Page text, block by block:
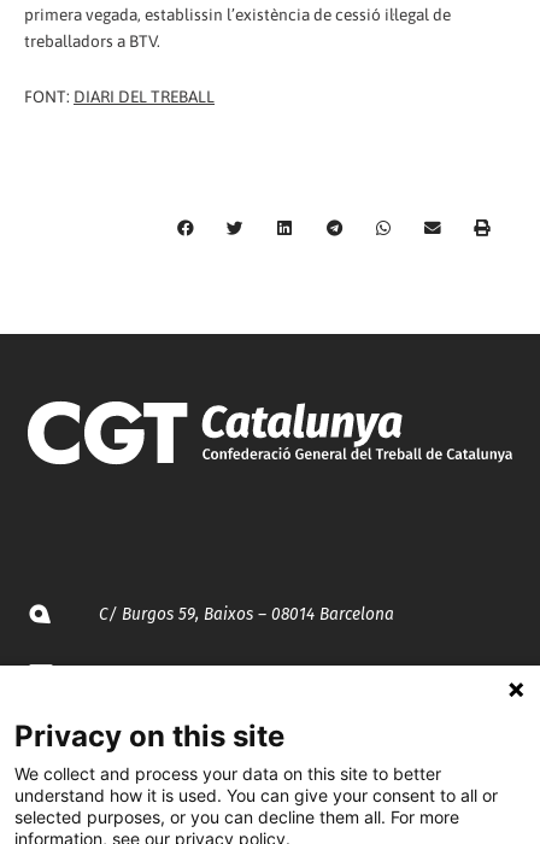
primera vegada, establissin l’existència de cessió il·legal de
treballadors a BTV.
FONT: DIARI DEL TREBALL
C/ Burgos 59, Baixos – 08014 Barcelona
935 120 481
@CGTCatalunya
Privacy on this site
We collect and process your data on this site to better
understand how it is used. You can give your consent to all or
selected purposes, or you can decline them all. For more
information, see our privacy policy.